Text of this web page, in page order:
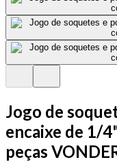
Jogo de
encaixe de 1/
peças